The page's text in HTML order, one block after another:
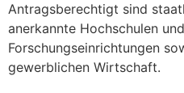
Antragsberechtigt sind
anerkannte Hochschulen
Forschungseinrichtungen
gewerblichen Wirtschaft.